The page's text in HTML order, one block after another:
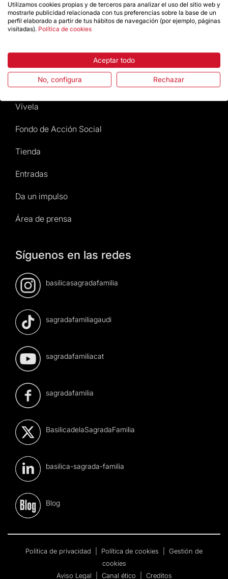
Visita
La Basílica
Vívela
Fondo de Acción Social
Tienda
Entradas
Da un impulso
Área de prensa
Síguenos en las redes
basilicasagradafamilia
sagradafamiliagaudi
sagradafamiliacat
sagradafamilia
BasilicadelaSagradaFamilia
basilica-sagrada-familia
Blog
Política de privacidad Política de cookies
Gestión de
cookies
Aviso Legal
Canal ético Creditos
Utilizamos cookies propias y de terceros para analizar el uso del sitio web y
mostrarle publicidad relacionada con tus preferencias sobre la base de un
perfil elaborado a partir de tus hábitos de navegación (por ejemplo, páginas
visitadas). Política de cookies
Aceptar todo
No, configura Rechazar